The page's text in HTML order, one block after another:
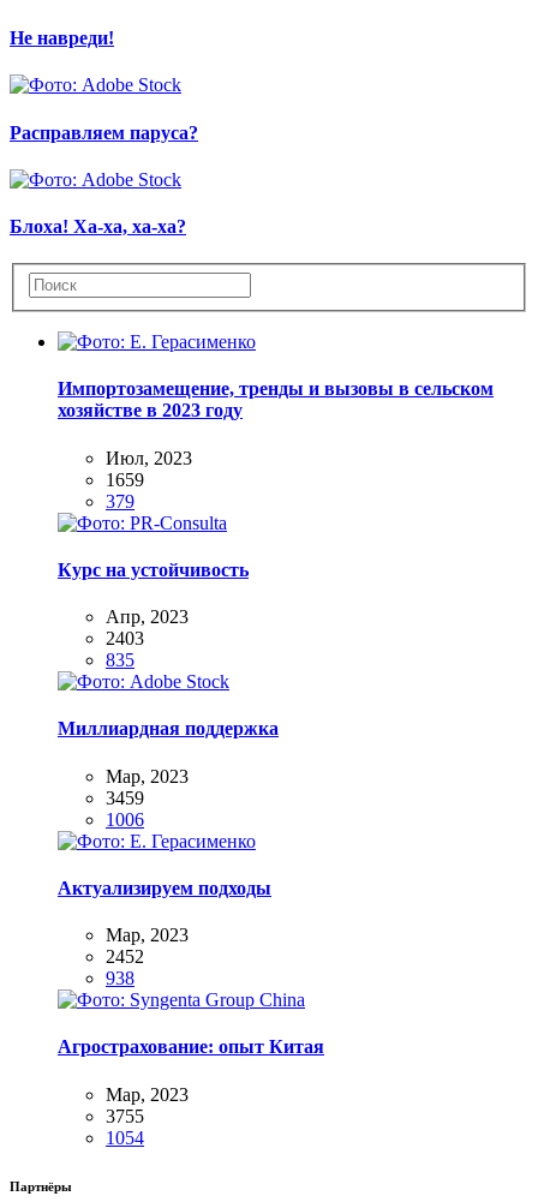
Не навреди!
Расправляем паруса?
Блоха! Ха-ха, ха-ха?
Импортозамещение, тренды и вызовы в сельском
хозяйстве в 2023 году
Июл, 2023
1659
379
Курс на устойчивость
Апр, 2023
2403
835
Миллиардная поддержка
Мар, 2023
3459
1006
Актуализируем подходы
Мар, 2023
2452
938
Агрострахование: опыт Китая
Мар, 2023
3755
1054
Партнёры